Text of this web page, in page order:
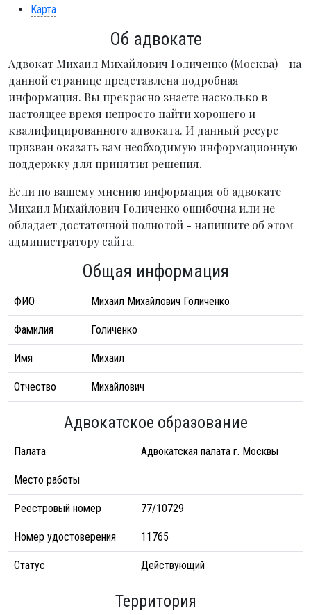
Карта
Об адвокате
Адвокат Михаил Михайлович Голиченко (Москва) - на
данной странице представлена подробная
информация. Вы прекрасно знаете насколько в
настоящее время непросто найти хорошего и
квалифицированного адвоката. И данный ресурс
призван оказать вам необходимую информационную
поддержку для принятия решения.
Если по вашему мнению информация об адвокате
Михаил Михайлович Голиченко ошибочна или не
обладает достаточной полнотой - напишите об этом
администратору сайта.
Общая информация
ФИО Михаил Михайлович Голиченко
Фамилия Голиченко
Имя Михаил
Отчество Михайлович
Адвокатское образование
Палата Адвокатская палата г. Москвы
Место работы
Реестровый номер 77/10729
Номер удостоверения 11765
Статус Действующий
Территория